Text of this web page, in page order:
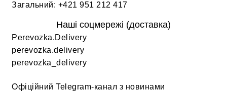
Загальний: +421 951 212 417
Наші соцмережі (доставка)
Perevozka.Delivery
perevozka.delivery
perevozka_delivery
Офіційний Telegram-канал з новинами